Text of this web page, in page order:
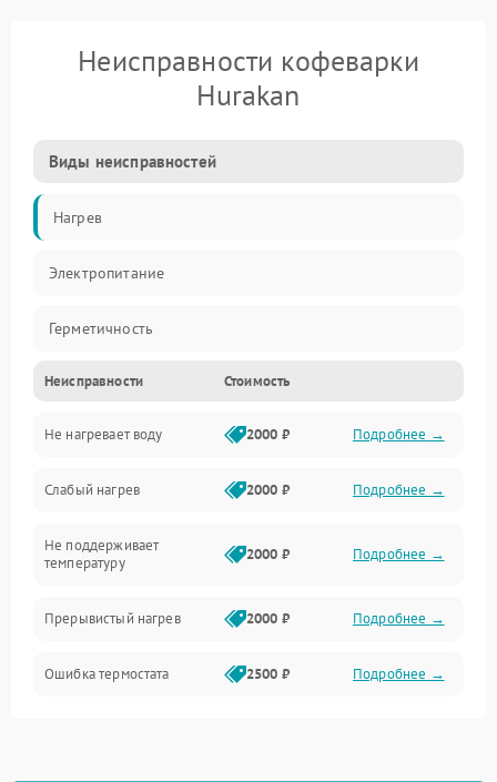
Неисправности кофеварки
Hurakan
Виды неисправностей
Нагрев
Электропитание
Герметичность
Неисправности Стоимость
Не нагревает воду 2000 ₽ Подробнее →
Слабый нагрев 2000 ₽ Подробнее →
Не поддерживает
температуру
2000 ₽ Подробнее →
Прерывистый нагрев 2000 ₽ Подробнее →
Ошибка термостата 2500 ₽ Подробнее →